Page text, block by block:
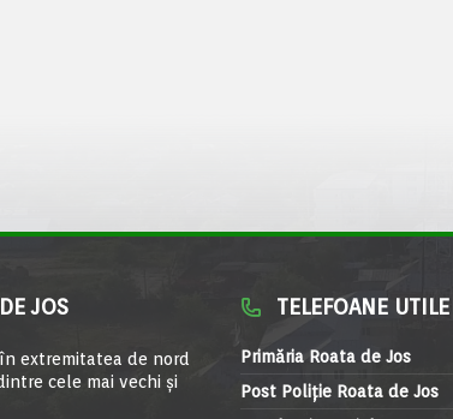
JOS
extremitatea de nord
cele mai vechi şi
TELEFOANE UTILE
Primăria Roata de Jos
Post Poliție Roata de Jos